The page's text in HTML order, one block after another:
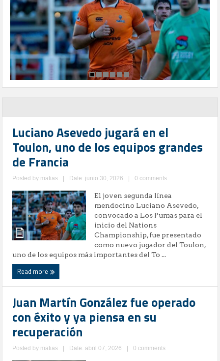
Luciano Asevedo jugará en el
Toulon, uno de los equipos grandes
de Francia
Posted by matias Date: junio 30, 2026 0 comments
El joven segunda línea
mendocino Luciano Asevedo,
convocado a Los Pumas para el
inicio del Nations
Championship, fue presentado
como nuevo jugador del Toulon,
uno de los equipos más importantes del To ...
Read more
Juan Martín González fue operado
con éxito y ya piensa en su
recuperación
Posted by matias Date: abril 07, 2026 0 comments